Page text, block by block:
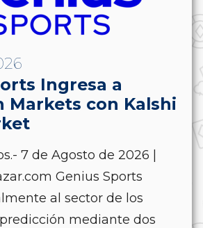
Ingresa a
Markets con Kalshi
7 de Agosto de 2026 |
Genius Sports
al sector de los
mediante dos